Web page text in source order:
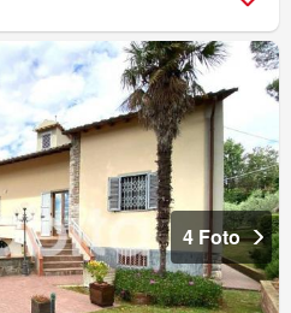
4 Foto